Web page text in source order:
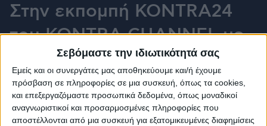
Σεβόμαστε την ιδιωτικότητά σας
Εμείς και οι συνεργάτες μας αποθηκεύουμε και/ή έχουμε
πρόσβαση σε πληροφορίες σε μια συσκευή, όπως τα cookies,
και επεξεργαζόμαστε προσωπικά δεδομένα, όπως μοναδικοί
αναγνωριστικοί και προσαρμοσμένες πληροφορίες που
αποστέλλονται από μια συσκευή για εξατομικευμένες διαφημίσεις
Στην εκπομπή KONTRA24
του KONTRA CHANNEL με
τη Λουκία Γκάτσου
«Η πολιτική επιλογή της Ελληνικής Κυβέρνησης είναι η
στήριξη του διαθέσιμου εισοδήματος. Μειώνουμε